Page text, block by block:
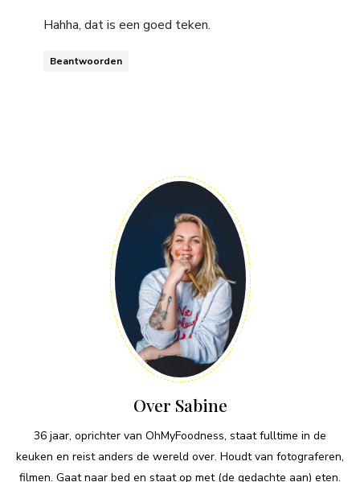
Hahha, dat is een goed teken.
Beantwoorden
Over Sabine
36 jaar, oprichter van OhMyFoodness, staat fulltime in de
keuken en reist anders de wereld over. Houdt van fotograferen,
filmen. Gaat naar bed en staat op met (de gedachte aan) eten.